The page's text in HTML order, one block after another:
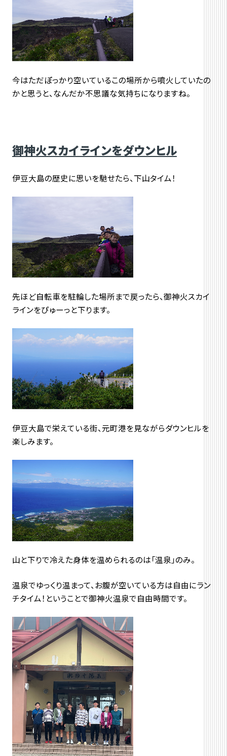
今はただぽっかり空いているこの場所から噴火していたの
かと思うと、なんだか不思議な気持ちになりますね。
御神火スカイラインをダウンヒル
伊豆大島の歴史に思いを馳せたら、下山タイム！
先ほど自転車を駐輪した場所まで戻ったら、御神火スカイ
ラインをぴゅーっと下ります。
伊豆大島で栄えている街、元町港を見ながらダウンヒルを
楽しみます。
山と下りで冷えた身体を温められるのは「温泉」のみ。
温泉でゆっくり温まって、お腹が空いている方は自由にラン
チタイム！ということで御神火温泉で自由時間です。